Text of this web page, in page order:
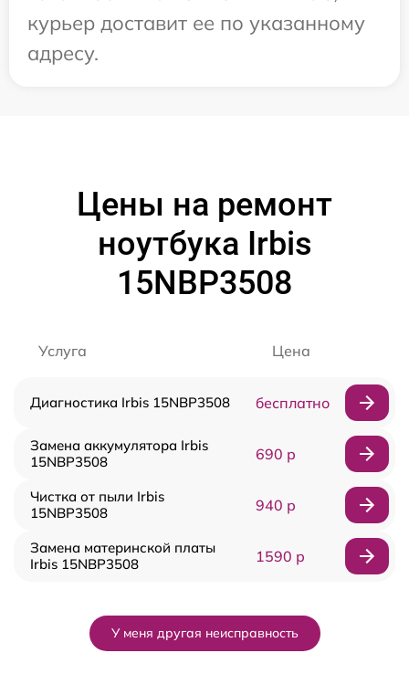
курьер доставит ее по указанному
адресу.
Цены на ремонт
ноутбука Irbis
15NBP3508
Услуга Цена
Диагностика Irbis 15NBP3508 бесплатно
Замена аккумулятора Irbis
15NBP3508
690 р
Чистка от пыли Irbis
15NBP3508
940 р
Замена материнской платы
Irbis 15NBP3508
1590 р
У меня другая неисправность